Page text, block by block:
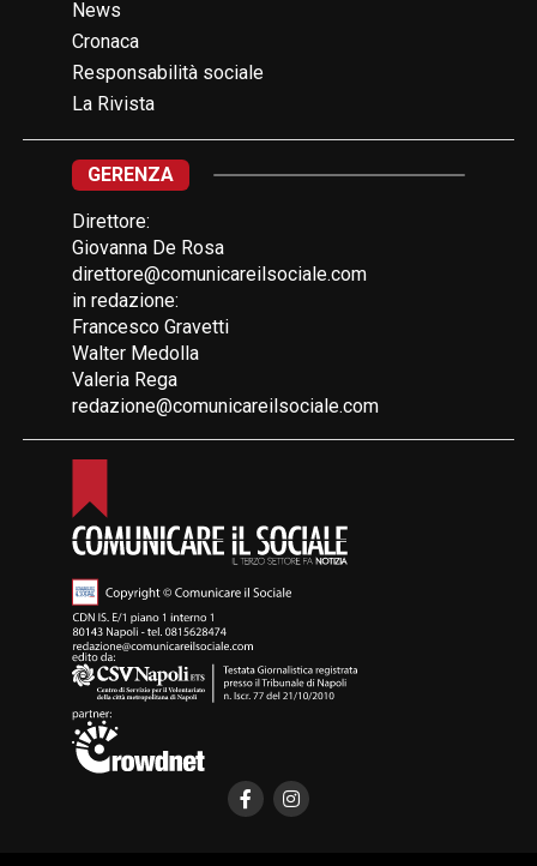
News
Cronaca
Responsabilità sociale
La Rivista
GERENZA
Direttore:
Giovanna De Rosa
direttore@comunicareilsociale.com
in redazione:
Francesco Gravetti
Walter Medolla
Valeria Rega
redazione@comunicareilsociale.com